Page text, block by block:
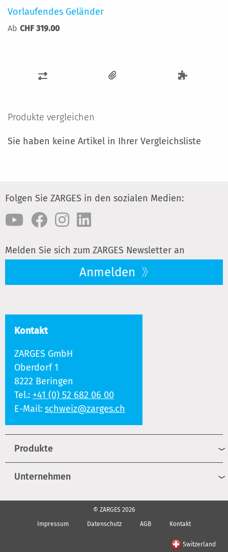
Vorlaufendes Geländer
Ab CHF 319.00
ZUR
HINZUFÜGEN
Produkte vergleichen
Sie haben keine Artikel in Ihrer Vergleichsliste
Folgen Sie ZARGES in den sozialen Medien:
Melden Sie sich zum ZARGES Newsletter an
Anmelden
Kontakt
ZARGES GmbH
Oberdorf 1
8222 Beringen
Tel.: +41 (0) 52 682 06 00
E-Mail: schweiz@zarges.ch
Produkte
Unternehmen
© ZARGES 2026
Impressum
Datenschutz AGB Kontakt
Switzerland